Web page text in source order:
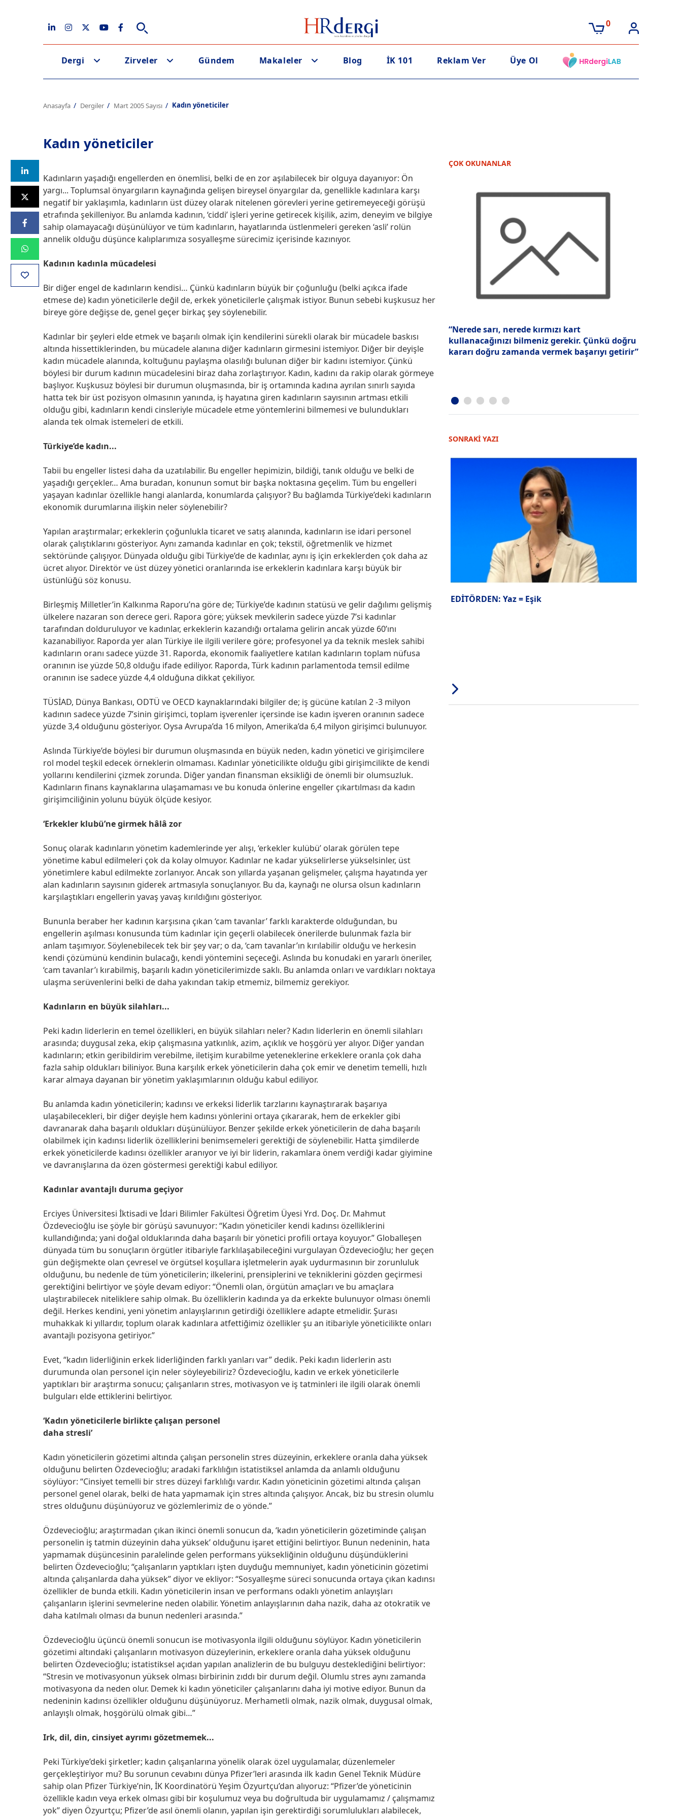
0
Dergi Zirveler Gündem Makaleler Blog İK 101 Reklam Ver Üye Ol
Anasayfa Dergiler Mart 2005 Sayısı Kadın yöneticiler
Kadın yöneticiler
Kadınların yaşadığı engellerden en önemlisi, belki de en zor aşılabilecek bir olguya dayanıyor: Ön
yargı... Toplumsal önyargıların kaynağında gelişen bireysel önyargılar da, genellikle kadınlara karşı
negatif bir yaklaşımla, kadınların üst düzey olarak nitelenen görevleri yerine getiremeyeceği görüşü
etrafında şekilleniyor. Bu anlamda kadının, ‘ciddi’ işleri yerine getirecek kişilik, azim, deneyim ve bilgiye
sahip olamayacağı düşünülüyor ve tüm kadınların, hayatlarında üstlenmeleri gereken ‘asli’ rolün
annelik olduğu düşünce kalıplarımıza sosyalleşme sürecimiz içerisinde kazınıyor.
Kadının kadınla mücadelesi
Bir diğer engel de kadınların kendisi… Çünkü kadınların büyük bir çoğunluğu (belki açıkca ifade
etmese de) kadın yöneticilerle değil de, erkek yöneticilerle çalışmak istiyor. Bunun sebebi kuşkusuz her
bireye göre değişse de, genel geçer birkaç şey söylenebilir.
Kadınlar bir şeyleri elde etmek ve başarılı olmak için kendilerini sürekli olarak bir mücadele baskısı
altında hissettiklerinden, bu mücadele alanına diğer kadınların girmesini istemiyor. Diğer bir deyişle
kadın mücadele alanında, koltuğunu paylaşma olasılığı bulunan diğer bir kadını istemiyor. Çünkü
böylesi bir durum kadının mücadelesini biraz daha zorlaştırıyor. Kadın, kadını da rakip olarak görmeye
başlıyor. Kuşkusuz böylesi bir durumun oluşmasında, bir iş ortamında kadına ayrılan sınırlı sayıda
hatta tek bir üst pozisyon olmasının yanında, iş hayatına giren kadınların sayısının artması etkili
olduğu gibi, kadınların kendi cinsleriyle mücadele etme yöntemlerini bilmemesi ve bulundukları
alanda tek olmak istemeleri de etkili.
Türkiye’de kadın...
Tabii bu engeller listesi daha da uzatılabilir. Bu engeller hepimizin, bildiği, tanık olduğu ve belki de
yaşadığı gerçekler… Ama buradan, konunun somut bir başka noktasına geçelim. Tüm bu engelleri
yaşayan kadınlar özellikle hangi alanlarda, konumlarda çalışıyor? Bu bağlamda Türkiye’deki kadınların
ekonomik durumlarına ilişkin neler söylenebilir?
Yapılan araştırmalar; erkeklerin çoğunlukla ticaret ve satış alanında, kadınların ise idari personel
olarak çalıştıklarını gösteriyor. Aynı zamanda kadınlar en çok; tekstil, öğretmenlik ve hizmet
sektöründe çalışıyor. Dünyada olduğu gibi Türkiye’de de kadınlar, aynı iş için erkeklerden çok daha az
ücret alıyor. Direktör ve üst düzey yönetici oranlarında ise erkeklerin kadınlara karşı büyük bir
üstünlüğü söz konusu.
Birleşmiş Milletler’in Kalkınma Raporu’na göre de; Türkiye’de kadının statüsü ve gelir dağılımı gelişmiş
ülkelere nazaran son derece geri. Rapora göre; yüksek mevkilerin sadece yüzde 7’si kadınlar
tarafından dolduruluyor ve kadınlar, erkeklerin kazandığı ortalama gelirin ancak yüzde 60’ını
kazanabiliyor. Raporda yer alan Türkiye ile ilgili verilere göre; profesyonel ya da teknik meslek sahibi
kadınların oranı sadece yüzde 31. Raporda, ekonomik faaliyetlere katılan kadınların toplam nüfusa
oranının ise yüzde 50,8 olduğu ifade ediliyor. Raporda, Türk kadının parlamentoda temsil edilme
oranının ise sadece yüzde 4,4 olduğuna dikkat çekiliyor.
TÜSİAD, Dünya Bankası, ODTÜ ve OECD kaynaklarındaki bilgiler de; iş gücüne katılan 2 -3 milyon
kadının sadece yüzde 7’sinin girişimci, toplam işverenler içersinde ise kadın işveren oranının sadece
yüzde 3,4 olduğunu gösteriyor. Oysa Avrupa’da 16 milyon, Amerika’da 6,4 milyon girişimci bulunuyor.
Aslında Türkiye’de böylesi bir durumun oluşmasında en büyük neden, kadın yönetici ve girişimcilere
rol model teşkil edecek örneklerin olmaması. Kadınlar yöneticilikte olduğu gibi girişimcilikte de kendi
yollarını kendilerini çizmek zorunda. Diğer yandan finansman eksikliği de önemli bir olumsuzluk.
Kadınların finans kaynaklarına ulaşamaması ve bu konuda önlerine engeller çıkartılması da kadın
girişimciliğinin yolunu büyük ölçüde kesiyor.
‘Erkekler klubü’ne girmek hâlâ zor
Sonuç olarak kadınların yönetim kademlerinde yer alışı, ‘erkekler kulübü’ olarak görülen tepe
yönetime kabul edilmeleri çok da kolay olmuyor. Kadınlar ne kadar yükselirlerse yükselsinler, üst
yönetimlere kabul edilmekte zorlanıyor. Ancak son yıllarda yaşanan gelişmeler, çalışma hayatında yer
alan kadınların sayısının giderek artmasıyla sonuçlanıyor. Bu da, kaynağı ne olursa olsun kadınların
karşılaştıkları engellerin yavaş yavaş kırıldığını gösteriyor.
Bununla beraber her kadının karşısına çıkan ‘cam tavanlar’ farklı karakterde olduğundan, bu
engellerin aşılması konusunda tüm kadınlar için geçerli olabilecek önerilerde bulunmak fazla bir
anlam taşımıyor. Söylenebilecek tek bir şey var; o da, ‘cam tavanlar’ın kırılabilir olduğu ve herkesin
kendi çözümünü kendinin bulacağı, kendi yöntemini seçeceği. Aslında bu konudaki en yararlı öneriler,
‘cam tavanlar’ı kırabilmiş, başarılı kadın yöneticilerimizde saklı. Bu anlamda onları ve vardıkları noktaya
ulaşma serüvenlerini belki de daha yakından takip etmemiz, bilmemiz gerekiyor.
Kadınların en büyük silahları...
Peki kadın liderlerin en temel özellikleri, en büyük silahları neler? Kadın liderlerin en önemli silahları
arasında; duygusal zeka, ekip çalışmasına yatkınlık, azim, açıklık ve hoşgörü yer alıyor. Diğer yandan
kadınların; etkin geribildirim verebilme, iletişim kurabilme yeteneklerine erkeklere oranla çok daha
fazla sahip oldukları biliniyor. Buna karşılık erkek yöneticilerin daha çok emir ve denetim temelli, hızlı
karar almaya dayanan bir yönetim yaklaşımlarının olduğu kabul ediliyor.
Bu anlamda kadın yöneticilerin; kadınsı ve erkeksi liderlik tarzlarını kaynaştırarak başarıya
ulaşabilecekleri, bir diğer deyişle hem kadınsı yönlerini ortaya çıkararak, hem de erkekler gibi
davranarak daha başarılı oldukları düşünülüyor. Benzer şekilde erkek yöneticilerin de daha başarılı
olabilmek için kadınsı liderlik özelliklerini benimsemeleri gerektiği de söylenebilir. Hatta şimdilerde
erkek yöneticilerde kadınsı özellikler aranıyor ve iyi bir liderin, rakamlara önem verdiği kadar giyimine
ve davranışlarına da özen göstermesi gerektiği kabul ediliyor.
Kadınlar avantajlı duruma geçiyor
Erciyes Üniversitesi İktisadi ve İdari Bilimler Fakültesi Öğretim Üyesi Yrd. Doç. Dr. Mahmut
Özdevecioğlu ise şöyle bir görüşü savunuyor: “Kadın yöneticiler kendi kadınsı özelliklerini
kullandığında; yani doğal olduklarında daha başarılı bir yönetici profili ortaya koyuyor.” Globalleşen
dünyada tüm bu sonuçların örgütler itibariyle farklılaşabileceğini vurgulayan Özdevecioğlu; her geçen
gün değişmekte olan çevresel ve örgütsel koşullara işletmelerin ayak uydurmasının bir zorunluluk
olduğunu, bu nedenle de tüm yöneticilerin; ilkelerini, prensiplerini ve tekniklerini gözden geçirmesi
gerektiğini belirtiyor ve şöyle devam ediyor: “Önemli olan, örgütün amaçları ve bu amaçlara
ulaştırabilecek niteliklere sahip olmak. Bu özelliklerin kadında ya da erkekte bulunuyor olması önemli
değil. Herkes kendini, yeni yönetim anlayışlarının getirdiği özelliklere adapte etmelidir. Şurası
muhakkak ki yıllardır, toplum olarak kadınlara atfettiğimiz özellikler şu an itibariyle yöneticilikte onları
avantajlı pozisyona getiriyor.”
Evet, “kadın liderliğinin erkek liderliğinden farklı yanları var” dedik. Peki kadın liderlerin astı
durumunda olan personel için neler söyleyebiliriz? Özdevecioğlu, kadın ve erkek yöneticilerle
yaptıkları bir araştırma sonucu; çalışanların stres, motivasyon ve iş tatminleri ile ilgili olarak önemli
bulguları elde ettiklerini belirtiyor.
‘Kadın yöneticilerle birlikte çalışan personel
daha stresli’
Kadın yöneticilerin gözetimi altında çalışan personelin stres düzeyinin, erkeklere oranla daha yüksek
olduğunu belirten Özdevecioğlu; aradaki farklılığın istatistiksel anlamda da anlamlı olduğunu
söylüyor: “Cinsiyet temelli bir stres düzeyi farklılığı vardır. Kadın yöneticinin gözetimi altında çalışan
personel genel olarak, belki de hata yapmamak için stres altında çalışıyor. Ancak, biz bu stresin olumlu
stres olduğunu düşünüyoruz ve gözlemlerimiz de o yönde.”
Özdevecioğlu; araştırmadan çıkan ikinci önemli sonucun da, ‘kadın yöneticilerin gözetiminde çalışan
personelin iş tatmin düzeyinin daha yüksek’ olduğunu işaret ettiğini belirtiyor. Bunun nedeninin, hata
yapmamak düşüncesinin paralelinde gelen performans yüksekliğinin olduğunu düşündüklerini
belirten Özdevecioğlu; “çalışanların yaptıkları işten duyduğu memnuniyet, kadın yöneticinin gözetimi
altında çalışanlarda daha yüksek” diyor ve ekliyor: “Sosyalleşme süreci sonucunda ortaya çıkan kadınsı
özellikler de bunda etkili. Kadın yöneticilerin insan ve performans odaklı yönetim anlayışları
çalışanların işlerini sevmelerine neden olabilir. Yönetim anlayışlarının daha nazik, daha az otokratik ve
daha katılmalı olması da bunun nedenleri arasında.”
Özdevecioğlu üçüncü önemli sonucun ise motivasyonla ilgili olduğunu söylüyor. Kadın yöneticilerin
gözetimi altındaki çalışanların motivasyon düzeylerinin, erkeklere oranla daha yüksek olduğunu
belirten Özdevecioğlu; istatistiksel açıdan yapılan analizlerin de bu bulguyu desteklediğini belirtiyor:
“Stresin ve motivasyonun yüksek olması birbirinin zıddı bir durum değil. Olumlu stres aynı zamanda
motivasyona da neden olur. Demek ki kadın yöneticiler çalışanlarını daha iyi motive ediyor. Bunun da
nedeninin kadınsı özellikler olduğunu düşünüyoruz. Merhametli olmak, nazik olmak, duygusal olmak,
anlayışlı olmak, hoşgörülü olmak gibi…”
Irk, dil, din, cinsiyet ayrımı gözetmemek...
Peki Türkiye’deki şirketler; kadın çalışanlarına yönelik olarak özel uygulamalar, düzenlemeler
gerçekleştiriyor mu? Bu sorunun cevabını dünya Pfizer’leri arasında ilk kadın Genel Teknik Müdüre
sahip olan Pfizer Türkiye’nin, İK Koordinatörü Yeşim Özyurtçu’dan alıyoruz: “Pfizer’de yöneticinin
özellikle kadın veya erkek olması gibi bir koşulumuz veya bu doğrultuda bir uygulamamız / çalışmamız
yok” diyen Özyurtçu; Pfizer’de asıl önemli olanın, yapılan işin gerektirdiği sorumlulukları alabilecek,
ÇOK OKUNANLAR
“Nerede sarı, nerede kırmızı kart
kullanacağınızı bilmeniz gerekir. Çünkü doğru
kararı doğru zamanda vermek başarıyı getirir”
SONRAKİ YAZI
EDİTÖRDEN: Yaz = Eşik